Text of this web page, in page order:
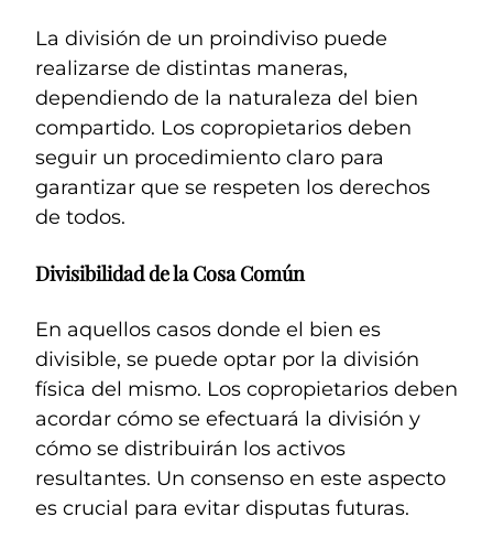
La división de un proindiviso puede
realizarse de distintas maneras,
dependiendo de la naturaleza del bien
compartido. Los copropietarios deben
seguir un procedimiento claro para
garantizar que se respeten los derechos
de todos.
Divisibilidad de la Cosa Común
En aquellos casos donde el bien es
divisible, se puede optar por la división
física del mismo. Los copropietarios deben
acordar cómo se efectuará la división y
cómo se distribuirán los activos
resultantes. Un consenso en este aspecto
es crucial para evitar disputas futuras.